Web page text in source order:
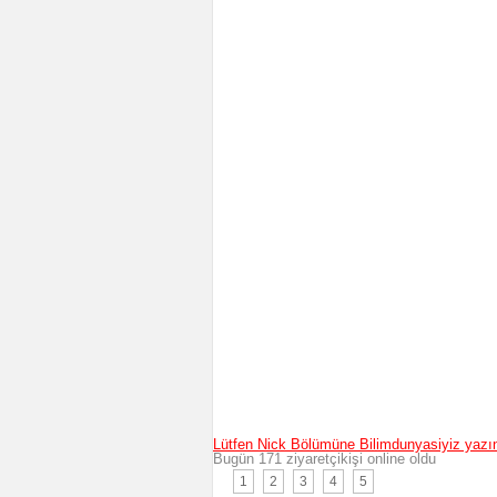
Lütfen Nick Bölümüne Bilimdunyasiyiz
Bugün 171 ziyaretçikişi online oldu
1 2 3 4 5